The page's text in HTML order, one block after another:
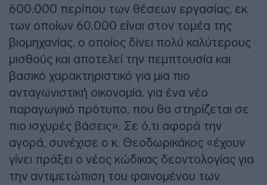
600.000 περίπου των θέσεων εργασίας, εκ
των οποίων 60.000 είναι στον τομέα της
βιομηχανίας, ο οποίος δίνει πολύ καλύτερους
μισθούς και αποτελεί την πεμπτουσία και
βασικό χαρακτηριστικό για μια πιο
ανταγωνιστική οικονομία, για ένα νέο
παραγωγικό πρότυπο, που θα στηρίζεται σε
πιο ισχυρές βάσεις». Σε ό,τι αφορά την
αγορά, συνέχισε ο κ. Θεοδωρικάκος «έχουν
γίνει πράξει ο νέος κώδικας δεοντολογίας για
την αντιμετώπιση του φαινομένου των